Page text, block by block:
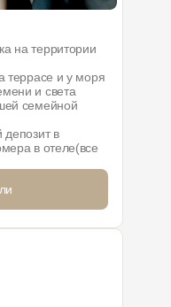
на территории
террасе и у моря
и света
семейной
депозит в
в отеле(все